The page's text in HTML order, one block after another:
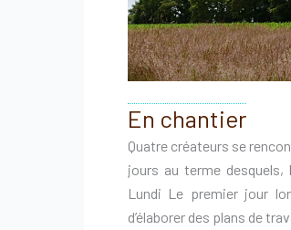
En chantier
Quatre créateurs se
jours au terme
Lundi Le premier jour
d’élaborer des plans de